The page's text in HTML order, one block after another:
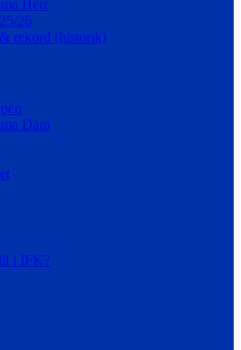
Herr
26
rekord (historik)
Dam
i IFK?